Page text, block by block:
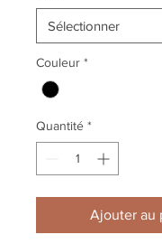
Couleur *
Quantité *
Ajouter au